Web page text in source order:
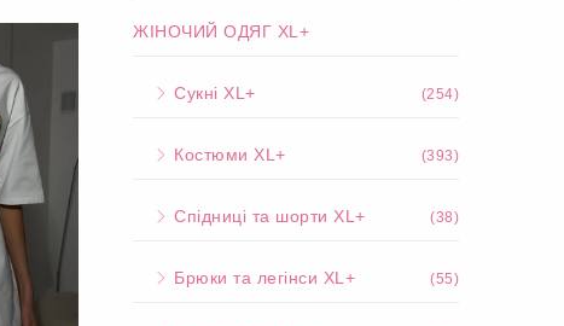
ЖІНОЧИЙ ОДЯГ XL+
Сукні XL+ (254)
Костюми XL+ (393)
Спідниці та шорти XL+ (38)
Брюки та легінси XL+ (55)